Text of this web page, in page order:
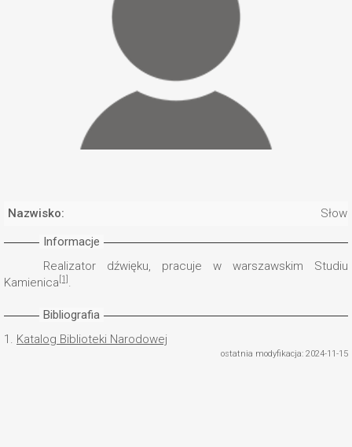
Nazwisko:
Informacje
Realizator dźwięku, pracuje w warszawskim Studiu
Kamienica [1] .
Bibliografia
1. Katalog Biblioteki Narodowej
ostatnia modyfikacja: 2024-11-15